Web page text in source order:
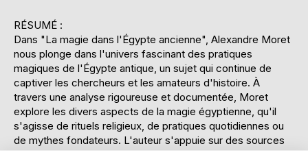
RÉSUMÉ :
Dans "La magie dans l'Égypte ancienne", Alexandre Moret
nous plonge dans l'univers fascinant des pratiques
magiques de l'Égypte antique, un sujet qui continue de
captiver les chercheurs et les amateurs d'histoire. À
travers une analyse rigoureuse et documentée, Moret
explore les divers aspects de la magie égyptienne, qu'il
s'agisse de rituels religieux, de pratiques quotidiennes ou
de mythes fondateurs. L'auteur s'appuie sur des sources